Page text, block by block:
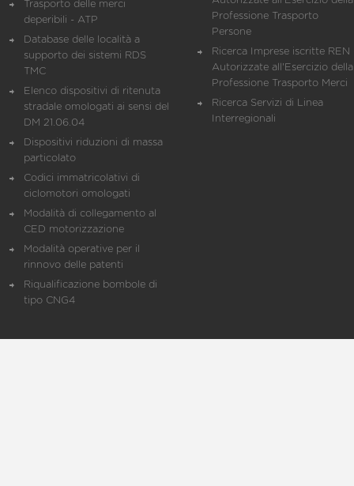
Trasporto delle merci
deperibili - ATP
Database delle località a
supporto dei sistemi RDS
TMC
Elenco dispositivi di ritenuta
stradale omologati ai sensi del
DM 21.06.04
Dispositivi riduzioni di massa
particolato
Codici immatricolativi di
ciclomotori omologati
Modalità di collegamento al
CED motorizzazione
Modalità operative per il
rinnovo delle patenti
Riqualificazione bombole di
tipo CNG4
Professione Trasporto
Persone
Ricerca Imprese iscritte REN
Autorizzate all'Esercizio della
Professione Trasporto Merci
Ricerca Servizi di Linea
Interregionali